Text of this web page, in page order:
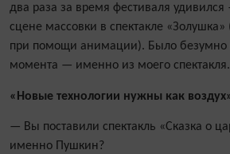
два раза за время фестиваля
сцене массовки в спектакле
при помощи анимации). Было безум­но
момента — именно из моего спектакля.
«Новые технологии нужны как
— Вы поставили спектакль «Сказка о
именно Пушкин?